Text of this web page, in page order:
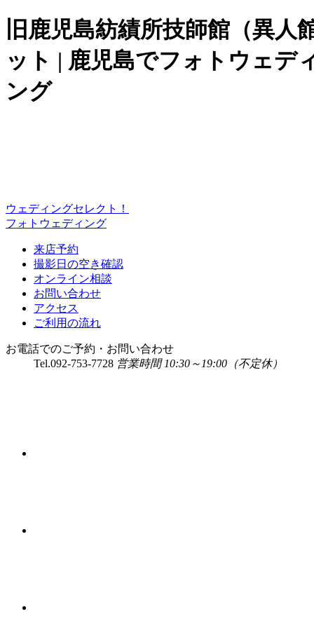
旧鹿児島紡績所技師館（異
ット | 鹿児島でフォトウェデ
ング
ウェディングセレクト！
フォトウェディング
来店予約
撮影日の空き確認
オンライン相談
お問い合わせ
アクセス
ご利用の流れ
お電話でのご予約・お問い合わせ
Tel.092-753-7728 営業時間 10:30～19:00（不定休）